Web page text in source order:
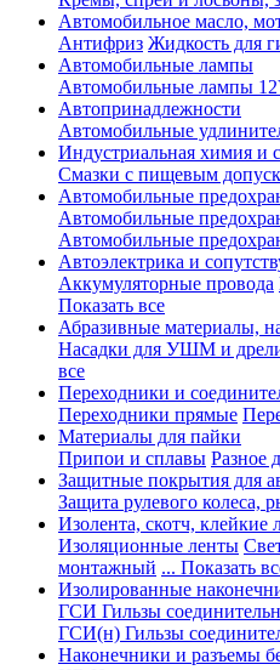
Автомобильное масло,
Антифриз Жидкость для
Автомобильные лампы
Автомобильные лампы
Автопринадлежности
Автомобильные
Индустриальная химия и
Смазки с пищевым
Автомобильные
Автомобильные
Автомобильные
Автоэлектрика и
Аккумуляторные провода
Показать все
Абразивные материалы,
Насадки для УШМ и
все
Переходники и
Переходники прямые
Материалы для пайки
Припои и сплавы Разное
Защитные покрытия для
Защита рулевого колеса,
Изолента, скотч,
Изоляционные ленты
монтажный ... Показать
Изолированные
ГСИ Гильзы
ГСИ(н) Гильзы
Наконечники и разъемы